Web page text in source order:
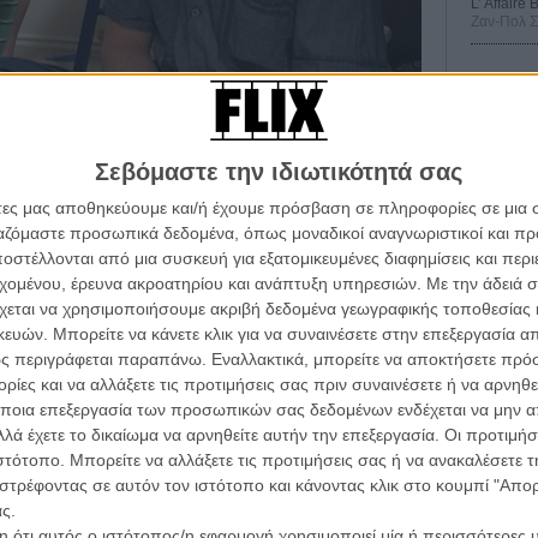
Σεβόμαστε την ιδιωτικότητά σας
μας αποθηκεύουμε και/ή έχουμε πρόσβαση σε πληροφορίες σε
προσωπικά δεδομένα, όπως μοναδικοί αναγνωριστικοί και
από μια συσκευή για εξατομικευμένες διαφημίσεις και
έρευνα ακροατηρίου και ανάπτυξη υπηρεσιών. Με την άδειά
να χρησιμοποιήσουμε ακριβή δεδομένα γεωγραφικής τοποθεσίας
Μπορείτε να κάνετε κλικ για να συναινέσετε στην επεξεργασία
περιγράφεται παραπάνω. Εναλλακτικά, μπορείτε να αποκτήσετε
και να αλλάξετε τις προτιμήσεις σας πριν συναινέσετε ή να
επεξεργασία των προσωπικών σας δεδομένων ενδέχεται να μην
έχετε το δικαίωμα να αρνηθείτε αυτήν την επεξεργασία. Οι
Μπορείτε να αλλάξετε τις προτιμήσεις σας ή να ανακαλέσετε
σε αυτόν τον ιστότοπο και κάνοντας κλικ στο κουμπί
Ελλάδα, το «Boyhood», που έκανε την πρεμιέρα
το βραβείο σκηνοθεσίας στο 64ο Διεθνές Φεστιβάλ
τώρα το πρώτο του τρέιλερ, μια τρυφερή περίληψη
υπόκρουση το «Hero» των Family of the Year
το εδώ.
L’ Affaire
Ζαν-Πολ
Ο
10
τον
τα βλέπεις όλα σινεμά...
εβδομάδα
τρόπο του flix
του flix, στο inbox σου
ειδήσεις | νέες ταινίες | πρόγραμμα αιθουσών για όλη την Ελλάδα |
| συνεντεύξεις | απόψεις | αφιερώματα | διαγωνισμοί